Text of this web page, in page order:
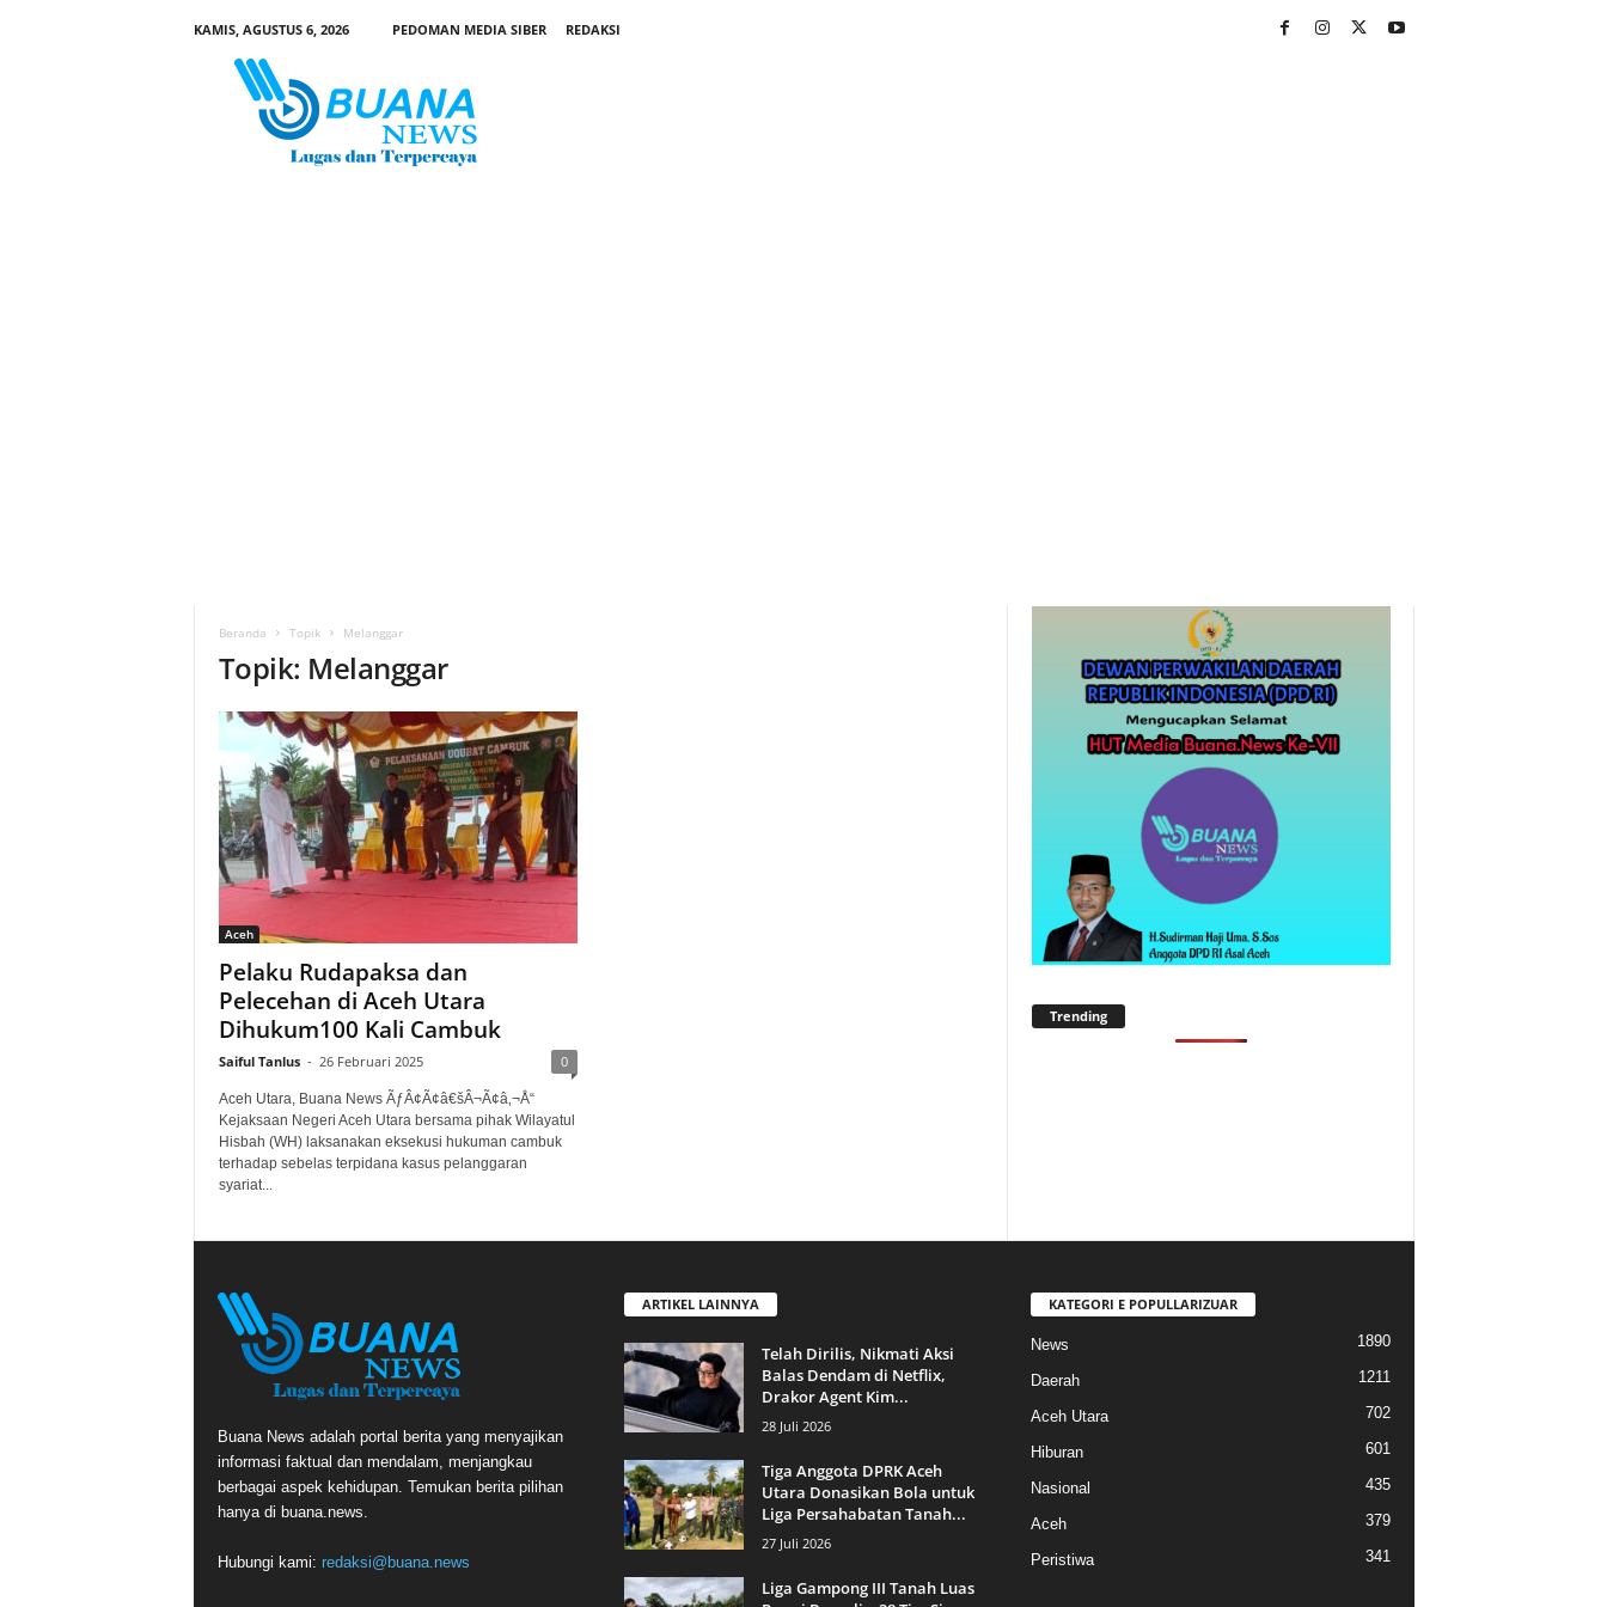
KAMIS, AGUSTUS 6, 2026 PEDOMAN MEDIA SIBER
REDAKSI
Beranda Topik Melanggar
Topik: Melanggar
Aceh
Pelaku Rudapaksa dan
Pelecehan di Aceh Utara
Dihukum100 Kali Cambuk
Saiful Tanlus - 26 Februari 2025 0
Aceh Utara, Buana News ÃƒÂ¢Ã¢â€šÂ¬Ã¢â‚¬Å“
Kejaksaan Negeri Aceh Utara bersama pihak Wilayatul
Hisbah (WH) laksanakan eksekusi hukuman cambuk
terhadap sebelas terpidana kasus pelanggaran
syariat...
Trending
Buana News adalah portal berita yang menyajikan
informasi faktual dan mendalam, menjangkau
berbagai aspek kehidupan. Temukan berita pilihan
hanya di buana.news.
Hubungi kami: redaksi@buana.news
ARTIKEL LAINNYA
Telah Dirilis, Nikmati Aksi
Balas Dendam di Netflix,
Drakor Agent Kim...
28 Juli 2026
Tiga Anggota DPRK Aceh
Utara Donasikan Bola untuk
Liga Persahabatan Tanah...
27 Juli 2026
Liga Gampong III Tanah Luas
KATEGORI E POPULLARIZUAR
News 1890
Daerah 1211
Aceh Utara 702
Hiburan 601
Nasional 435
Aceh 379
Peristiwa 341